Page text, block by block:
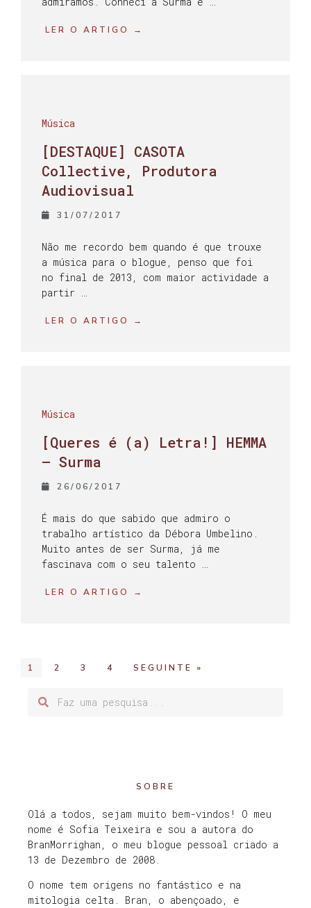
LER O ARTIGO →
Música
[DESTAQUE] CASOTA
Collective, Produtora
Audiovisual
31/07/2017
Não me recordo bem quando é que trouxe
a música para o blogue, penso que foi
no final de 2013, com maior actividade a
partir …
LER O ARTIGO →
Música
[Queres é (a) Letra!] HEMMA
– Surma
26/06/2017
É mais do que sabido que admiro o
trabalho artístico da Débora Umbelino.
Muito antes de ser Surma, já me
fascinava com o seu talento …
LER O ARTIGO →
1 2 3 4 SEGUINTE »
SOBRE
Olá a todos, sejam muito bem-vindos! O meu
nome é Sofia Teixeira e sou a autora do
BranMorrighan, o meu blogue pessoal criado a
13 de Dezembro de 2008.
O nome tem origens no fantástico e na
mitologia celta. Bran, o abençoado, e